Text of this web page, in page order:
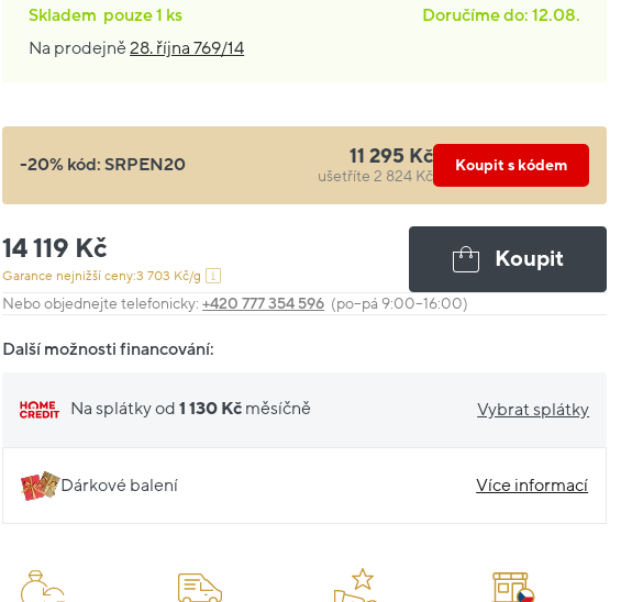
Skladem pouze1 ks
Doručíme do: 12.08.
Na prodejně28. října 769/14
-20% kód:SRPEN20 11 295 Kč
ušetříte 2 824 Kč
Koupit s kódem
14 119 Kč
Garance nejnižší ceny:3 703 Kč/g
Koupit
Nebo objednejte telefonicky:+420 777 354 596 (po–pá 9:00–16:00)
Další možnosti financování:
Na splátky od1 130 Kč měsíčně Vybrat splátky
Dárkové balení Více informací